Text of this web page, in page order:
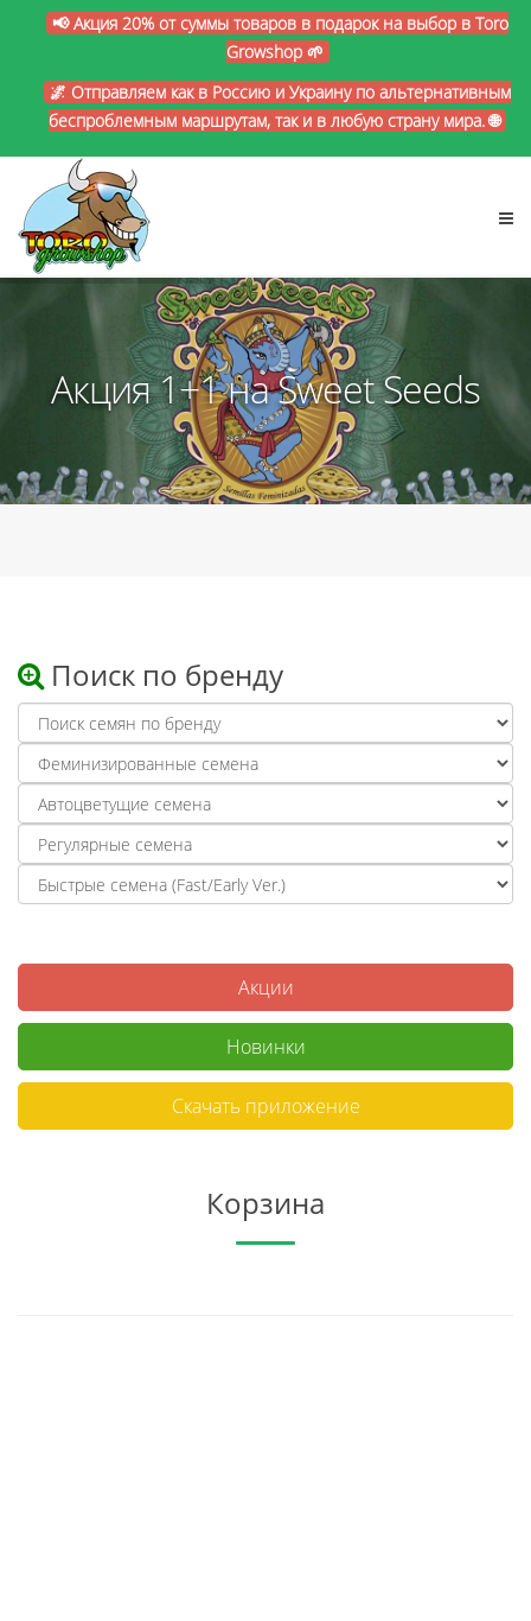
📢 Акция 20% от суммы товаров в подарок на выбор в Toro
Growshop 🌱
🌌 Отправляем как в Россию и Украину по альтернативным
беспроблемным маршрутам, так и в любую страну мира. 🌐
Акция 1+1 на Sweet Seeds
Поиск по бренду
Акции
Новинки
Скачать приложение
Корзина